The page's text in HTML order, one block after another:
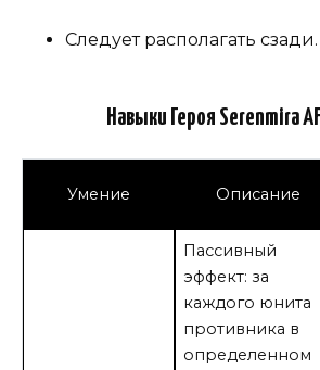
Следует располагать сзади.
Навыки Героя Serenmira
Умение Описание
Пассивный
эффект: за
каждого юнита
противника в
определенном